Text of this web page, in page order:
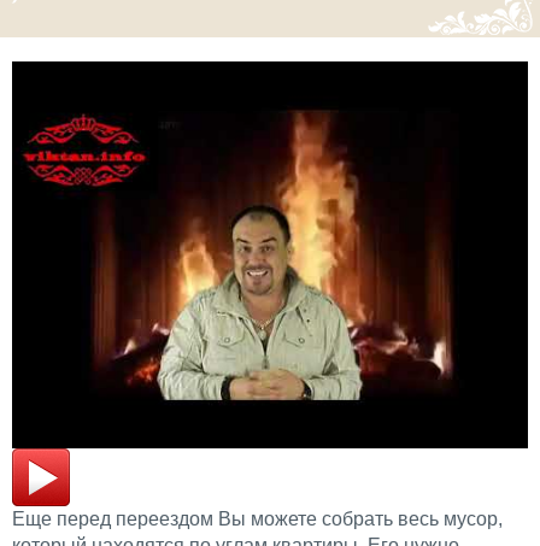
Еще перед переездом Вы можете собрать весь мусор,